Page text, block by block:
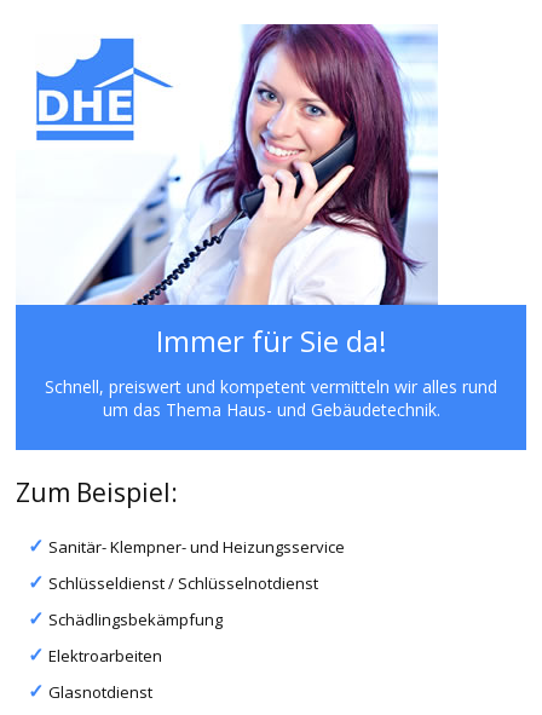
Immer für Sie da!
Schnell, preiswert und kompetent vermitteln wir alles rund
um das Thema Haus- und Gebäudetechnik.
Zum Beispiel:
Sanitär- Klempner- und Heizungsservice
Schlüsseldienst / Schlüsselnotdienst
Schädlingsbekämpfung
Elektroarbeiten
Glasnotdienst